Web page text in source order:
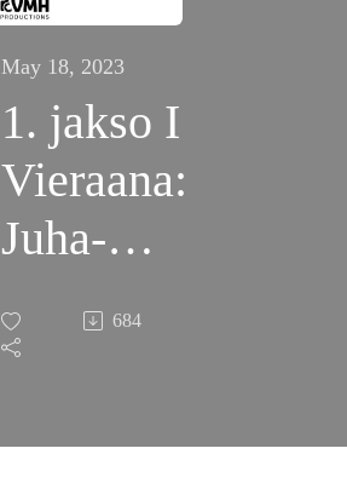
May 18, 2023
1. jakso I
Vieraana:
Juha-
Matti
Saksa I
684